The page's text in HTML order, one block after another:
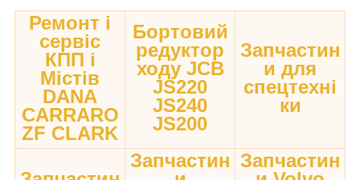
Ремонт і
сервіс
КПП і
Містів
DANA
CARRARO
ZF CLARK
Бортовий
редуктор
ходу JCB
JS220
JS240
JS200
Запчастин
и для
спецтехні
ки
Запчастин Запчастин